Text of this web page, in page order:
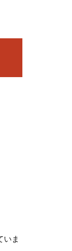
いま